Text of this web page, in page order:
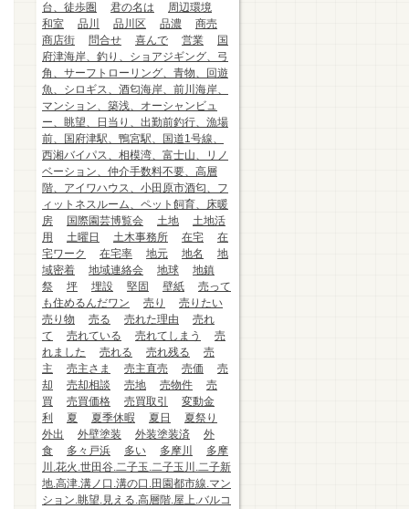
台、徒歩圏
君の名は
周辺環境
和室
品川 品川区 品濃
商売
商店街
問合せ 喜んで 営業
国
府津海岸、釣り、ショアジギング、弓
角、サーフトローリング、青物、回遊
魚、シロギス、酒匂海岸、前川海岸、
マンション、築浅、オーシャンビュ
ー、眺望、日当り、出勤前釣行、漁場
前、国府津駅、鴨宮駅、国道1号線、
西湘バイパス、相模湾、富士山、リノ
ベーション、仲介手数料不要、高層
階、アイワハウス、小田原市酒匂、フ
ィットネスルーム、ペット飼育、床暖
房
国際園芸博覧会 土地
土地活
用
土曜日 土木事務所 在宅
在
宅ワーク
在宅率 地元 地名
地
域密着
地域連絡会 地球
地鎮
祭
坪 埋設 堅固 壁紙
売って
も住めるんだワン
売り
売りたい
売り物
売る 売れた理由
売れ
て
売れている 売れてしまう
売
れました
売れる 売れ残る
売
主
売主さま 売主直売 売価
売
却
売却相談 売地 売物件
売
買
売買価格 売買取引
変動金
利
夏 夏季休暇 夏日
夏祭り
外出
外壁塗装 外装塗装済
外
食
多々戸浜 多い 多摩川
多摩
川.花火.世田谷.二子玉.二子玉川.二子新
地.高津.溝ノ口.溝の口.田園都市線.マン
ション.眺望.見える.高層階.屋上.バルコ